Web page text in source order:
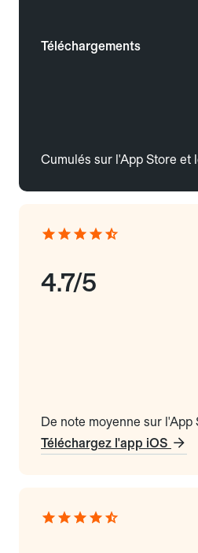
Téléchargements
Cumulés sur l'App Store et
4.7/5
De note moyenne sur l'App
Téléchargez l'app iOS